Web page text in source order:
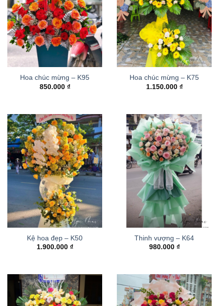
Hoa chúc mừng – K95
850.000 ₫
Hoa chúc mừng – K75
1.150.000 ₫
Kệ hoa đẹp – K50
1.900.000 ₫
Thinh vượng – K64
980.000 ₫